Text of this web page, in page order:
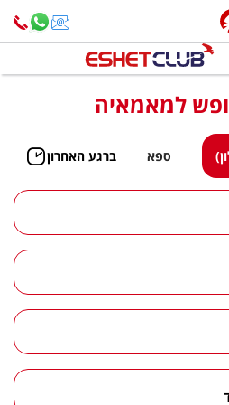
למאמאיה
ספא ברגע האחרון